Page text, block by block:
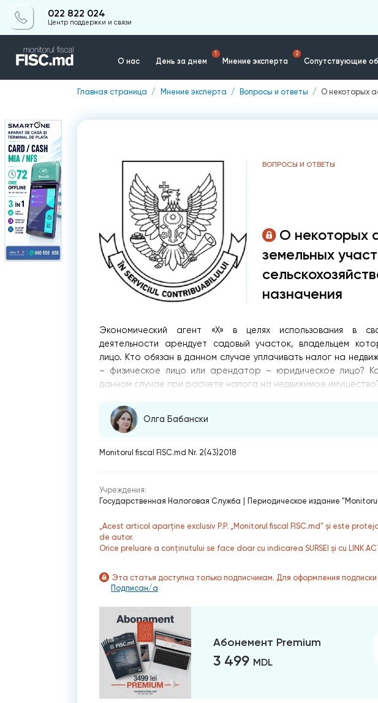
022 822 024
Центр поддержки и связи
О нас День за днем
1
Мнение эксперта
2
Сопутствующие
Главная страница Мнение эксперта Вопросы и ответы О некоторых
ВОПРОСЫ И ОТВЕТЫ
О некоторых
земельных
назначения
Экономический агент «Х» в целях использования в
деятельности арендует садовый участок, владельцем
лицо. Кто обязан в данном случае уплачивать налог на
– физическое лицо или арендатор – юридическое лицо?
данном случае при расчете налога на недвижимое
Олга Бабански
Monitorul fiscal FISC.md Nr. 2(43)2018
Учреждения:
Государственная Налоговая Служба
Периодическое издание
„Acest articol aparține exclusiv P.P. „Monitorul fiscal FISC.md” și este
de autor.
Orice preluare a conținutului se face doar cu indicarea SURSEI și cu LINK
Эта статья доступна только подписчикам. Для оформления
Подписан/а
Абонемент Premium
3 499 MDL